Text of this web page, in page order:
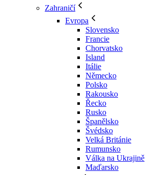
Zahraničí
Evropa
Slovensko
Francie
Chorvatsko
Island
Itálie
Německo
Polsko
Rakousko
Řecko
Rusko
Španělsko
Švédsko
Velká Británie
Rumunsko
Válka na Ukrajině
Maďarsko